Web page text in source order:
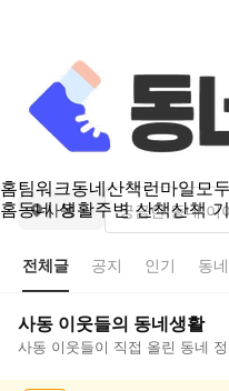
홈팀워크동네산책런마일모
홈동네 생활주변 산책산책
사동
전체글 공지 인기 동
사동 이웃들의 동네생활
사동 이웃들이 직접 올린 동네